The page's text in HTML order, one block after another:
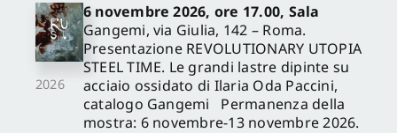
2026
6 novembre 2026, ore 17.00, Sala
Gangemi, via Giulia, 142 – Roma.
Presentazione REVOLUTIONARY UTOPIA
STEEL TIME. Le grandi lastre dipinte su
acciaio ossidato di Ilaria Oda Paccini,
catalogo Gangemi Permanenza della
mostra: 6 novembre-13 novembre 2026.